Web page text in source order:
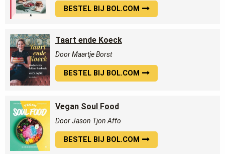
BESTEL BIJ BOL.COM
Taart ende Koeck
Door Maartje Borst
BESTEL BIJ BOL.COM
Vegan Soul Food
Door Jason Tjon Affo
BESTEL BIJ BOL.COM